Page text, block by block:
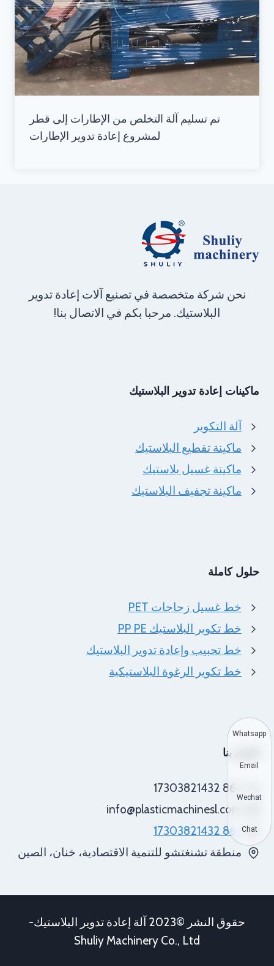
تم تسليم آلة التخلص من الإطارات إلى قطر
لمشروع إعادة تدوير الإطارات
نحن شركة متخصصة في تصنيع آلات إعادة تدوير
البلاستيك. مرحبا بكم في الاتصال بنا!
ماكينات إعادة تدوير البلاستيك
آلة التكوير
ماكينة تقطيع البلاستيك
ماكينة غسيل بلاستيك
ماكينة تجفيف البلاستيك
حلول كاملة
خط غسيل زجاجات PET
خط تكوير البلاستيك PP PE
خط تحبيب وإعادة تدوير البلاستيك
خط تكوير الرغوة البلاستيكية
اتصل بنا
info@plasticmachinesl.com
منطقة تشنغتشو للتنمية الاقتصادية، خنان، الصين
حقوق النشر ©2023 آلة إعادة تدوير البلاستيك-
Shuliy Machinery Co., Ltd
Whatsapp
Email
Wechat
Chat